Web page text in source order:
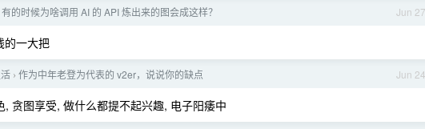
Jun 27
有的时候为啥调用 AI 的 API 炼出来的图会成这样？
的一大把
Jun 24
› 作为中年老登为代表的 v2er，说说你的缺点
贪图享受, 做什么都提不起兴趣, 电子阳痿中